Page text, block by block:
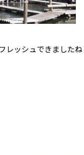
レッシュできましたね